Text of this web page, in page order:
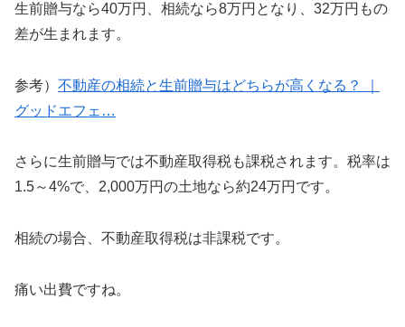
生前贈与なら40万円、相続なら8万円となり、32万円もの
差が生まれます。
参考） 不動産の相続と生前贈与はどちらが高くなる？ ｜
グッドエフェ…
さらに生前贈与では不動産取得税も課税されます。税率は
1.5～4%で、2,000万円の土地なら約24万円です。
相続の場合、不動産取得税は非課税です。
痛い出費ですね。